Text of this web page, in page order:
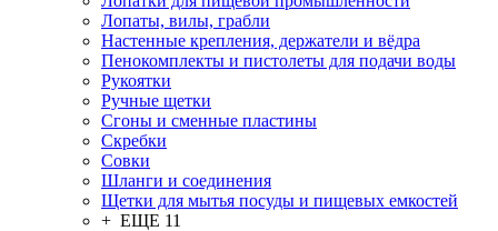
Лопаты, вилы, грабли
Настенные крепления, держатели и вёдра
Пенокомплекты и пистолеты для подачи воды
Рукоятки
Ручные щетки
Сгоны и сменные пластины
Скребки
Совки
Шланги и соединения
Щетки для мытья посуды и пищевых емкостей
+ ЕЩЕ 11